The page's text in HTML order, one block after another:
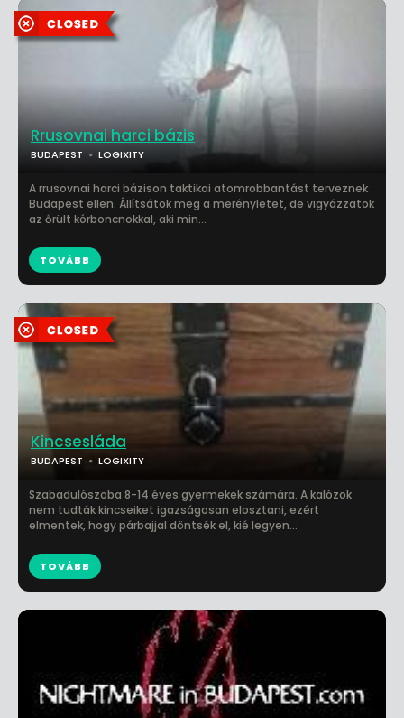
Rrusovnai harci bázis
BUDAPEST LOGIXITY
A rrusovnai harci bázison taktikai atomrobbantást terveznek
Budapest ellen. Állítsátok meg a merényletet, de vigyázzatok
az őrült kórboncnokkal, aki min...
TOVÁBB
Kincsesláda
BUDAPEST LOGIXITY
Szabadulószoba 8-14 éves gyermekek számára. A kalózok
nem tudták kincseiket igazságosan elosztani, ezért
elmentek, hogy párbajjal döntsék el, kié legyen...
TOVÁBB